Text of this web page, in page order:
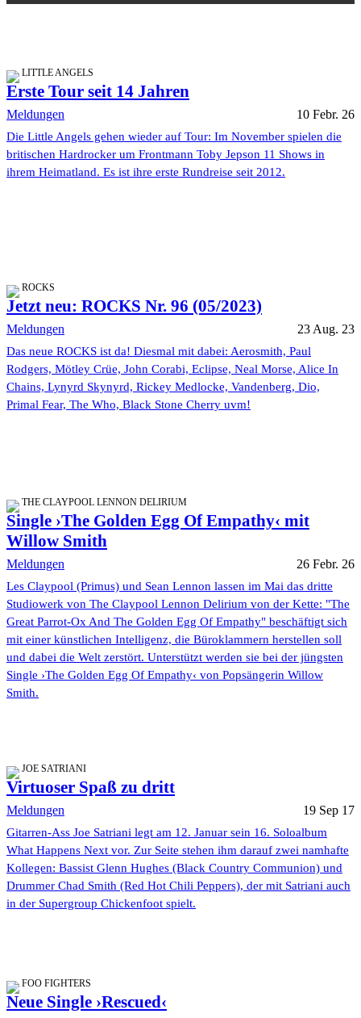
LITTLE ANGELS
Erste Tour seit 14 Jahren
Meldungen 10 Febr. 26
Die Little Angels gehen wieder auf Tour: Im November spielen die
britischen Hardrocker um Frontmann Toby Jepson 11 Shows in
ihrem Heimatland. Es ist ihre erste Rundreise seit 2012.
ROCKS
Jetzt neu: ROCKS Nr. 96 (05/2023)
Meldungen 23 Aug. 23
Das neue ROCKS ist da! Diesmal mit dabei: Aerosmith, Paul
Rodgers, Mötley Crüe, John Corabi, Eclipse, Neal Morse, Alice In
Chains, Lynyrd Skynyrd, Rickey Medlocke, Vandenberg, Dio,
Primal Fear, The Who, Black Stone Cherry uvm!
THE CLAYPOOL LENNON DELIRIUM
Single ›The Golden Egg Of Empathy‹ mit
Willow Smith
Meldungen 26 Febr. 26
Les Claypool (Primus) und Sean Lennon lassen im Mai das dritte
Studiowerk von The Claypool Lennon Delirium von der Kette: "The
Great Parrot-Ox And The Golden Egg Of Empathy" beschäftigt sich
mit einer künstlichen Intelligenz, die Büroklammern herstellen soll
und dabei die Welt zerstört. Unterstützt werden sie bei der jüngsten
Single ›The Golden Egg Of Empathy‹ von Popsängerin Willow
Smith.
JOE SATRIANI
Virtuoser Spaß zu dritt
Meldungen 19 Sep 17
Gitarren-Ass Joe Satriani legt am 12. Januar sein 16. Soloalbum
What Happens Next vor. Zur Seite stehen ihm darauf zwei namhafte
Kollegen: Bassist Glenn Hughes (Black Country Communion) und
Drummer Chad Smith (Red Hot Chili Peppers), der mit Satriani auch
in der Supergroup Chickenfoot spielt.
FOO FIGHTERS
Neue Single ›Rescued‹